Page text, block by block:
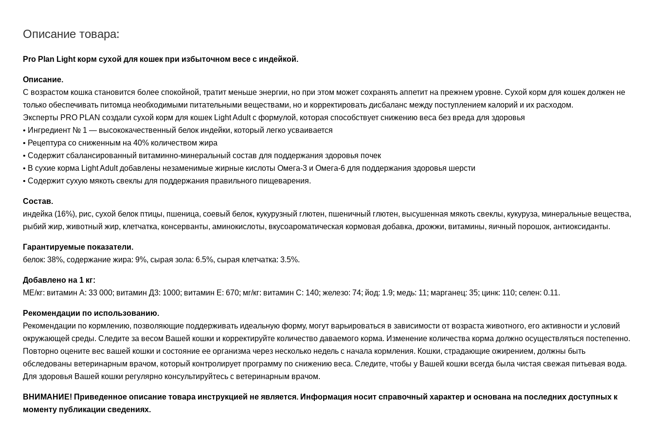
Описание товара:
Pro Plan Light корм сухой для кошек при избыточном весе с индейкой.
Описание.
С возрастом кошка становится более спокойной, тратит меньше энергии, но при этом может сохранять аппетит на прежнем уровне. Сухой корм для кошек должен не
только обеспечивать питомца необходимыми питательными веществами, но и корректировать дисбаланс между поступлением калорий и их расходом.
Эксперты PRO PLAN создали сухой корм для кошек Light Adult с формулой, которая способствует снижению веса без вреда для здоровья
• Ингредиент № 1 — высококачественный белок индейки, который легко усваивается
• Рецептура со сниженным на 40% количеством жира
• Содержит сбалансированный витаминно-минеральный состав для поддержания здоровья почек
• В сухие корма Light Adult добавлены незаменимые жирные кислоты Омега-3 и Омега-6 для поддержания здоровья шерсти
• Содержит сухую мякоть свеклы для поддержания правильного пищеварения.
Состав.
индейка (16%), рис, сухой белок птицы, пшеница, соевый белок, кукурузный глютен, пшеничный глютен, высушенная мякоть свеклы, кукуруза, минеральные вещества,
рыбий жир, животный жир, клетчатка, консерванты, аминокислоты, вкусоароматическая кормовая добавка, дрожжи, витамины, яичный порошок, антиоксиданты.
Гарантируемые показатели.
белок: 38%, содержание жира: 9%, сырая зола: 6.5%, сырая клетчатка: 3.5%.
Добавлено на 1 кг:
МЕ/кг: витамин А: 33 000; витамин Д3: 1000; витамин E: 670; мг/кг: витамин C: 140; железо: 74; йод: 1.9; медь: 11; марганец: 35; цинк: 110; селен: 0.11.
Рекомендации по использованию.
Рекомендации по кормлению, позволяющие поддерживать идеальную форму, могут варьироваться в зависимости от возраста животного, его активности и условий
окружающей среды. Следите за весом Вашей кошки и корректируйте количество даваемого корма. Изменение количества корма должно осуществляться постепенно.
Повторно оцените вес вашей кошки и состояние ее организма через несколько недель с начала кормления. Кошки, страдающие ожирением, должны быть
обследованы ветеринарным врачом, который контролирует программу по снижению веса. Следите, чтобы у Вашей кошки всегда была чистая свежая питьевая вода.
Для здоровья Вашей кошки регулярно консультируйтесь с ветеринарным врачом.
ВНИМАНИЕ! Приведенное описание товара инструкцией не является. Информация носит справочный характер и основана на последних доступных к
моменту публикации сведениях.